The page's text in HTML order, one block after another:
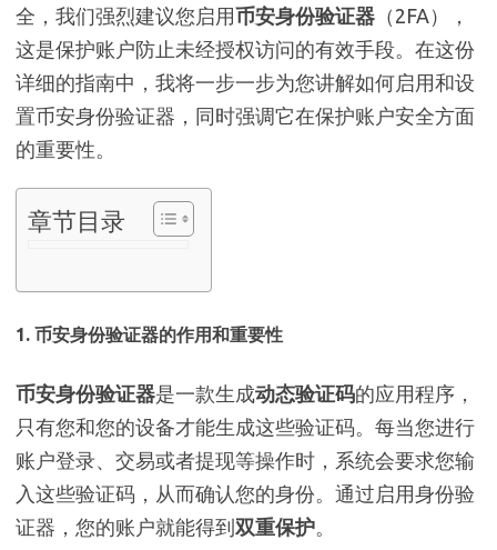
全，我们强烈建议您启用币安身份验证器 （2FA），
这是保护账户防止未经授权访问的有效手段。在这份
详细的指南中，我将一步一步为您讲解如何启用和设
置币安身份验证器，同时强调它在保护账户安全方面
的重要性。
章节目录
1. 币安身份验证器的作用和重要性
币安身份验证器是一款生成动态验证码的应用程序，
只有您和您的设备才能生成这些验证码。每当您进行
账户登录、交易或者提现等操作时，系统会要求您输
入这些验证码，从而确认您的身份。通过启用身份验
证器，您的账户就能得到 双重保护。